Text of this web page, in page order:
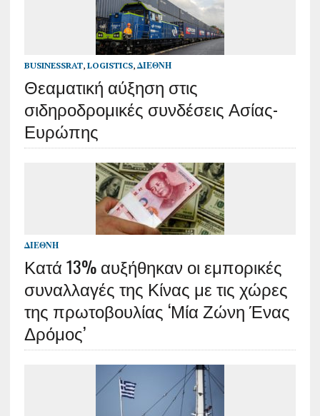
BUSINESSRAT, LOGISTICS, ΔΙΕΘΝΉ
Θεαματική αύξηση στις
σιδηροδρομικές συνδέσεις Ασίας-
Ευρώπης
ΔΙΕΘΝΉ
Κατά 13% αυξήθηκαν οι εμπορικές
συναλλαγές της Κίνας με τις χώρες
της πρωτοβουλίας ‘Μία Ζώνη Ένας
Δρόμος’